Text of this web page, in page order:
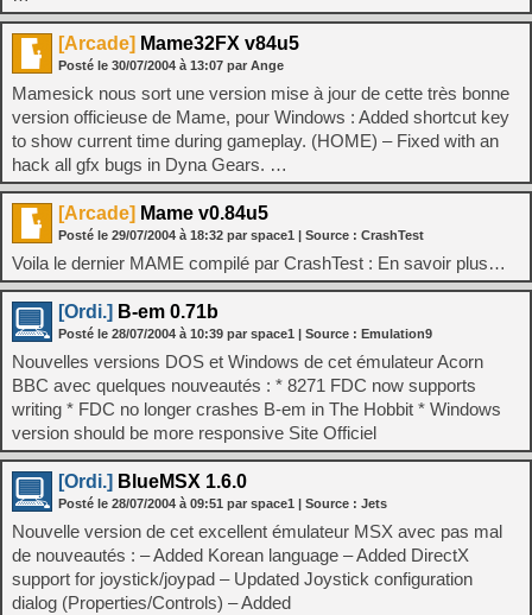
[Arcade] Mame32FX v84u5
Posté le 30/07/2004 à 13:07 par Ange
Mamesick nous sort une version mise à jour de cette très bonne
version officieuse de Mame, pour Windows : Added shortcut key
to show current time during gameplay. (HOME) – Fixed with an
hack all gfx bugs in Dyna Gears. …
[Arcade] Mame v0.84u5
Posté le 29/07/2004 à 18:32 par space1 | Source : CrashTest
Voila le dernier MAME compilé par CrashTest : En savoir plus…
[Ordi.] B-em 0.71b
Posté le 28/07/2004 à 10:39 par space1 | Source : Emulation9
Nouvelles versions DOS et Windows de cet émulateur Acorn
BBC avec quelques nouveautés : * 8271 FDC now supports
writing * FDC no longer crashes B-em in The Hobbit * Windows
version should be more responsive Site Officiel
[Ordi.] BlueMSX 1.6.0
Posté le 28/07/2004 à 09:51 par space1 | Source : Jets
Nouvelle version de cet excellent émulateur MSX avec pas mal
de nouveautés : – Added Korean language – Added DirectX
support for joystick/joypad – Updated Joystick configuration
dialog (Properties/Controls) – Added